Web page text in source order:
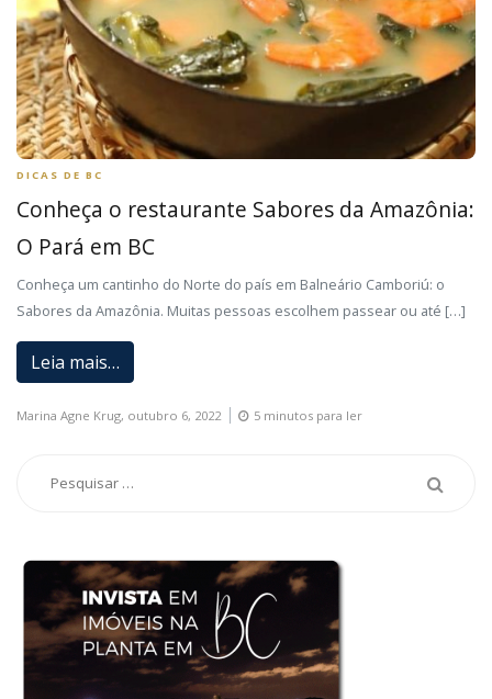
DICAS DE BC
Conheça o restaurante Sabores da Amazônia:
O Pará em BC
Conheça um cantinho do Norte do país em Balneário Camboriú: o
Sabores da Amazônia. Muitas pessoas escolhem passear ou até […]
Leia mais…
Marina Agne Krug, outubro 6, 2022 5 minutos para ler